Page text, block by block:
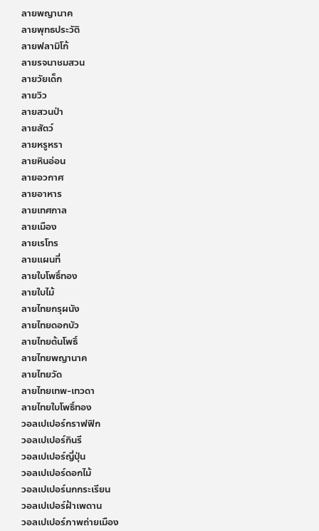
ลายพญานาค
ลายพุทธประวัติ
ลายฟลามิโก้
ลายรจนาชมสวน
ลายวัยเด็ก
ลายวิว
ลายสวนป่า
ลายสัตว์
ลายหรูหรา
ลายหินอ่อน
ลายอวกาศ
ลายอาหาร
ลายเทศกาล
ลายเมือง
ลายเรโทร
ลายแผนที่
ลายใบโพธิ์ทอง
ลายใบไม้
ลายไทยกรุผนัง
ลายไทยดอกบัว
ลายไทยต้นโพธิ์
ลายไทยพญานาค
ลายไทยวัด
ลายไทยเทพ-เทวดา
ลายไทยใบโพธิ์ทอง
วอลเปเปอร์กราฟฟิก
วอลเปเปอร์กินรี
วอลเปเปอร์ญี่ปุ่น
วอลเปเปอร์ดอกไม้
วอลเปเปอร์นกกระเรียน
วอลเปเปอร์ฝ้าเพดาน
วอลเปเปอร์ภาพถ่ายเมือง